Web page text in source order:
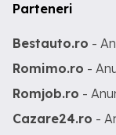
Parteneri
Bestauto.ro -
Romimo.ro -
Romjob.ro -
Cazare24.ro -